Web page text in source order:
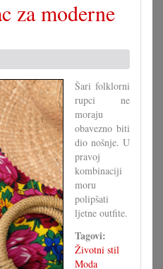
za moderne
Šari folklorni
rupci ne
moraju
obavezno biti
dio nošnje. U
pravoj
kombinaciji
moru
polipšati
ljetne outfite.
Tagovi:
Životni stil
Moda